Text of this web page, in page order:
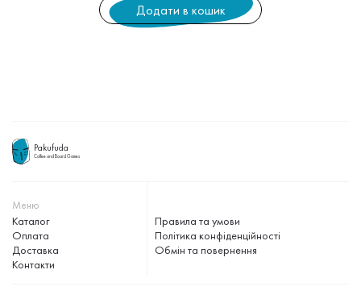
Додати в кошик
Pakufuda
Coffee and Board Games
Меню
Каталог
Оплата
Доставка
Контакти
Правила та умови
Політика конфіденційності
Обмін та повернення